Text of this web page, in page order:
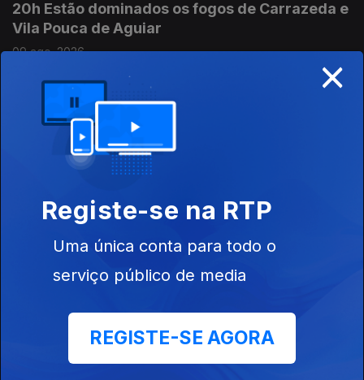
20h Estão dominados os fogos de Carrazeda e
Vila Pouca de Aguiar
09 ago. 2026
17h Combate favorável em Vila Pouca de
09 ago. 2026
16h Cerca de 190 bombeiros no incêndio de
Vila Pouca de Aguiar
09 ago. 2026
15h Reforçados os meios no incêndio de Vila
Pouca de Aguiar
×
Registe-se na RTP
Uma única conta para todo o
serviço público de media
REGISTE-SE AGORA